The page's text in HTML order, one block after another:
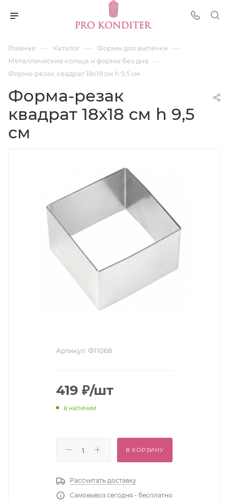
Главная — Каталог — Формы для выпечки —
Металлические кольца и формы без дна —
Форма-резак квадрат 18х18 см h 9,5 см
Форма-резак
квадрат 18х18 см h 9,5
см
Артикул: Ф11068
419 ₽/шт
в наличии
В КОРЗИНУ
Рассчитать доставку
Самовывоз сегодня - бесплатно